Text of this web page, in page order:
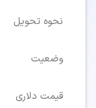
نحوه تحویل
وضعیت
قیمت دلاری